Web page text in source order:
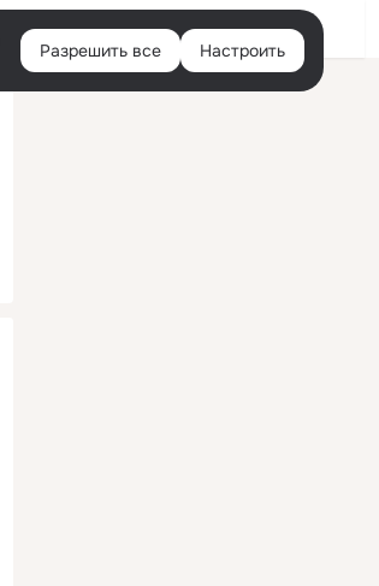
Войти
Разрешить все Настроить